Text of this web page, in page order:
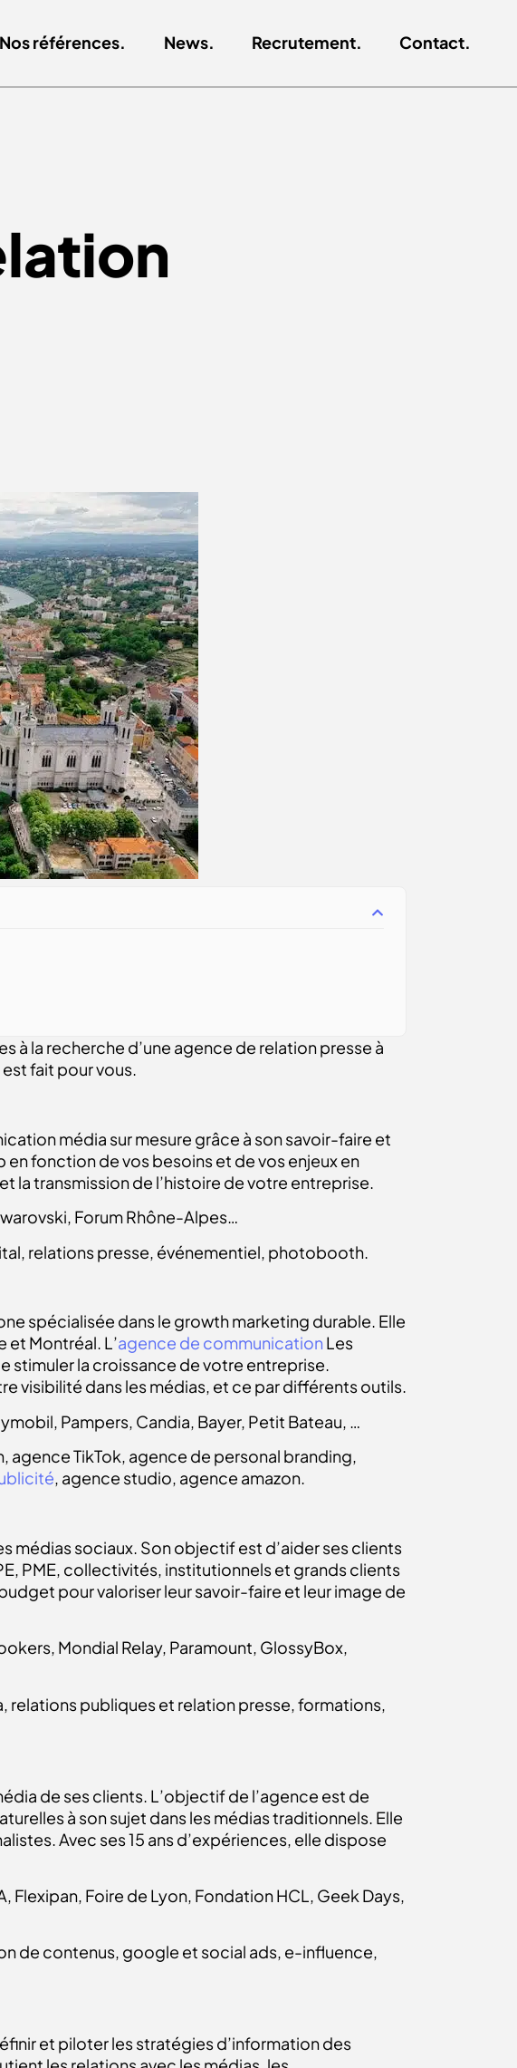
Nos références. News. Recrutement. Contact.
à la recherche d’une agence de relation presse à
fait pour vous.
média sur mesure grâce à son savoir-faire et
en fonction de vos besoins et de vos enjeux en
la transmission de l’histoire de votre entreprise.
Forum Rhône-Alpes…
relations presse, événementiel, photobooth.
spécialisée dans le growth marketing durable. Elle
et Montréal. L’agence de communication Les
stimuler la croissance de votre entreprise.
visibilité dans les médias, et ce par différents outils.
Pampers, Candia, Bayer, Petit Bateau, …
TikTok, agence de personal branding,
, agence studio, agence amazon.
médias sociaux. Son objectif est d’aider ses clients
PME, collectivités, institutionnels et grands clients
pour valoriser leur savoir-faire et leur image de
Mondial Relay, Paramount, GlossyBox,
publiques et relation presse, formations,
de ses clients. L’objectif de l’agence est de
à son sujet dans les médias traditionnels. Elle
Avec ses 15 ans d’expériences, elle dispose
Foire de Lyon, Fondation HCL, Geek Days,
de contenus, google et social ads, e-influence,
et piloter les stratégies d’information des